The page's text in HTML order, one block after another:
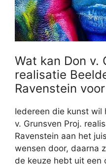
Wat kan Don v.
realisatie
Ravenstein
Iedereen die kunst wil
v. Grunsven Proj.
Ravenstein aan het
wensen door, daarna
de keuze hebt uit een